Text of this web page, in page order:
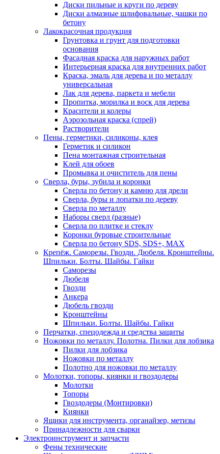
Диски пильные и круги по дереву
Диски алмазные шлифовальные, чашки по
бетону
Лакокрасочная продукция
Грунтовка и грунт для подготовки
основания
Фасадная краска для наружных работ
Интерьерная краска для внутренних работ
Краска, эмаль для дерева и по металлу
универсальная
Лак для дерева, паркета и мебели
Пропитка, морилка и воск для дерева
Красители и колеры
Аэрозольная краска (спрей)
Растворители
Пены, герметики, силиконы, клея
Герметик и силикон
Пена монтажная строительная
Клей для обоев
Промывка и очиститель для пены
Сверла, буры, зубила и коронки
Сверла по бетону и камню для дрели
Сверла, буры и лопатки по дереву
Сверла по металлу
Наборы сверл (разные)
Сверла по плитке и стеклу
Коронки буровые строительные
Сверла по бетону SDS, SDS+, MAX
Крепёж. Саморезы. Гвозди. Дюбеля. Кронштейны.
Шпильки. Болты. Шайбы. Гайки
Саморезы
Дюбеля
Гвозди
Анкера
Дюбель гвозди
Кронштейны
Шпильки. Болты. Шайбы. Гайки
Перчатки, спецодежда и средства защиты
Ножовки по металлу. Полотна. Пилки для лобзика
Пилки для лобзика
Ножовки по металлу
Полотно для ножовки по металлу
Молотки, топоры, киянки и гвоздодеры
Молотки
Топоры
Гвоздодеры (Монтировки)
Киянки
Ящики для инструмента, органайзер, метизы
Принадлежности для сварки
Электроинструмент и запчасти
Фены технические